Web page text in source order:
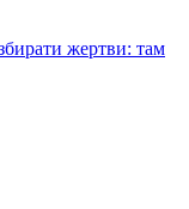
жертви: там